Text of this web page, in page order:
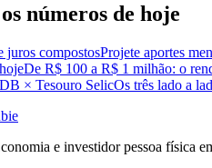
números de hoje
juros compostosProjete aportes
De R$ 100 a R$ 1 milhão: o
× Tesouro SelicOs três lado a
e investidor pessoa física